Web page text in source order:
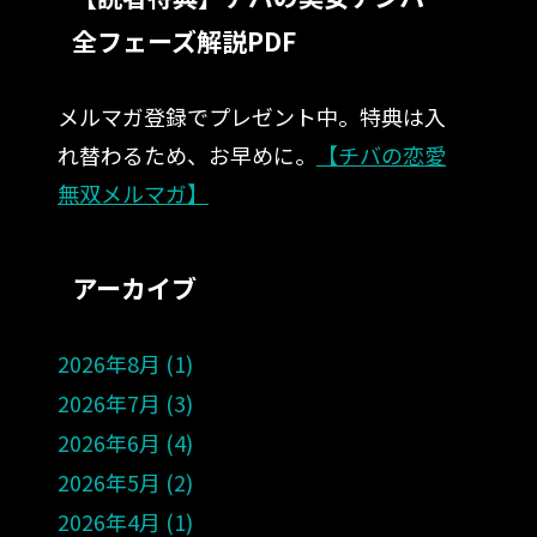
全フェーズ解説PDF
メルマガ登録でプレゼント中。特典は入
れ替わるため、お早めに。
【チバの恋愛
無双メルマガ】
アーカイブ
2026年8月
1
2026年7月 3
2026年6月 4
2026年5月 2
2026年4月
1